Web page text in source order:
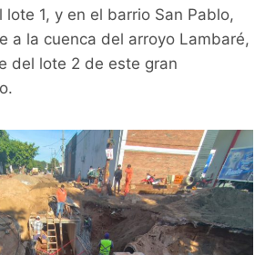
1, y en el barrio San Pablo,
a la cuenca del arroyo Lambaré,
del lote 2 de este gran